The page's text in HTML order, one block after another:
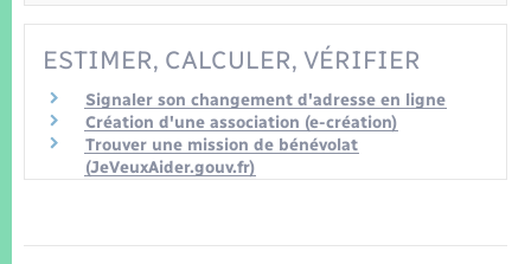
ESTIMER, CALCULER, VÉRIFIER
Signaler son changement d'adresse en ligne
Création d'une association (e-création)
Trouver une mission de bénévolat
(JeVeuxAider.gouv.fr)